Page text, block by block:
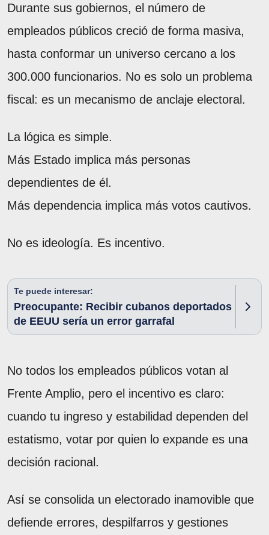
Durante sus gobiernos, el número de
empleados públicos creció de forma masiva,
hasta conformar un universo cercano a los
300.000 funcionarios. No es solo un problema
fiscal: es un mecanismo de anclaje electoral.
La lógica es simple.
Más Estado implica más personas
dependientes de él.
Más dependencia implica más votos cautivos.
No es ideología. Es incentivo.
Te puede interesar:
Preocupante: Recibir cubanos deportados
de EEUU sería un error garrafal
No todos los empleados públicos votan al
Frente Amplio, pero el incentivo es claro:
cuando tu ingreso y estabilidad dependen del
estatismo, votar por quien lo expande es una
decisión racional.
Así se consolida un electorado inamovible que
defiende errores, despilfarros y gestiones